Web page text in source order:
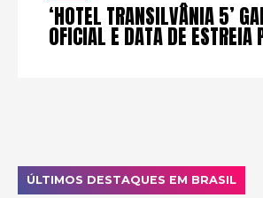
‘HOTEL TRANSILVÂNIA 5’
OFICIAL E DATA DE
ÚLTIMOS DESTAQUES EM BRASIL